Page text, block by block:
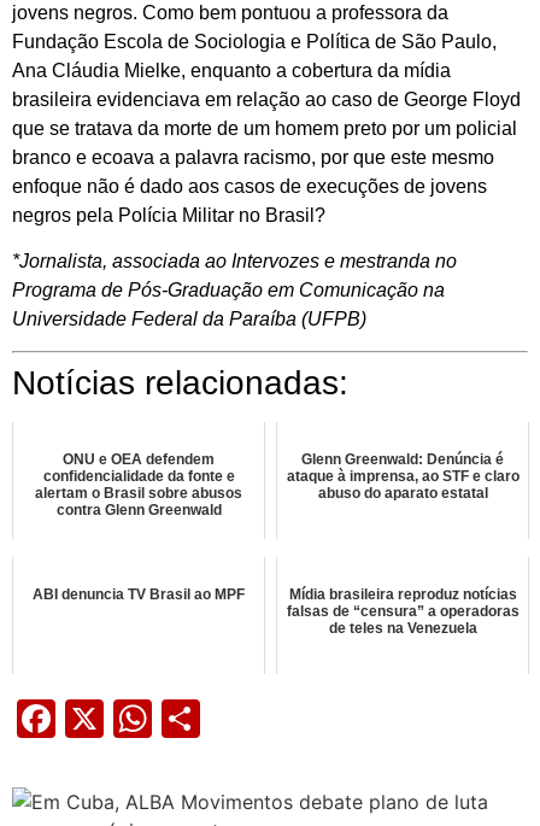
jovens negros. Como bem pontuou a professora da
Fundação Escola de Sociologia e Política de São Paulo,
Ana Cláudia Mielke, enquanto a cobertura da mídia
brasileira evidenciava em relação ao caso de George Floyd
que se tratava da morte de um homem preto por um policial
branco e ecoava a palavra racismo, por que este mesmo
enfoque não é dado aos casos de execuções de jovens
negros pela Polícia Militar no Brasil?
*Jornalista, associada ao Intervozes e mestranda no
Programa de Pós-Graduação em Comunicação na
Universidade Federal da Paraíba (UFPB)
Notícias relacionadas:
ONU e OEA defendem
confidencialidade da fonte e
alertam o Brasil sobre abusos
contra Glenn Greenwald
Glenn Greenwald: Denúncia é
ataque à imprensa, ao STF e claro
abuso do aparato estatal
ABI denuncia TV Brasil ao MPF
Mídia brasileira reproduz notícias
falsas de “censura” a operadoras
de teles na Venezuela
Facebook
X WhatsApp